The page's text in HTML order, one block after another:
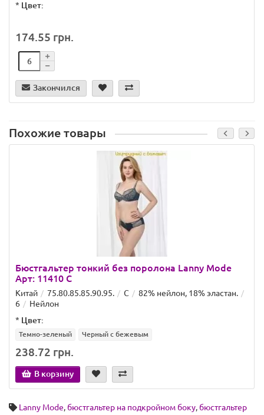
* Цвет:
174.55 грн.
Закончился
Похожие товары
Бюстгальтер тонкий без поролона Lanny Mode
Арт: 11410 C
Китай 75.80.85.85.90.95. C
82% нейлон, 18% эластан.
6
Нейлон
* Цвет:
Темно-зеленый Черный с бежевым
238.72 грн.
В корзину
Lanny Mode,бюстгальтер на подкройном боку,бюстгальтер